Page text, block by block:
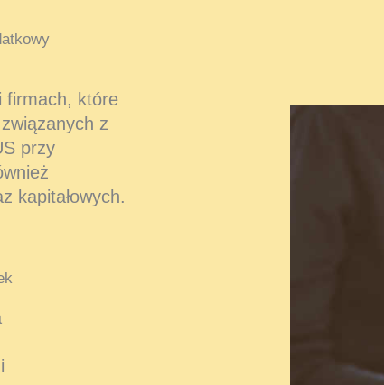
firmach, które
z
przy
kapitałowych.